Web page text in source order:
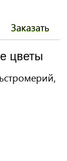
Заказать
цветы